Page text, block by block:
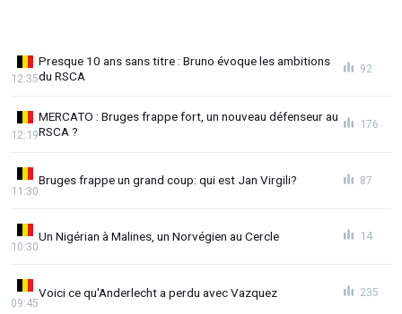
Presque 10 ans sans titre : Bruno évoque les ambitions
du RSCA
12:35
92
MERCATO : Bruges frappe fort, un nouveau défenseur au
RSCA ?
12:19
176
Bruges frappe un grand coup: qui est Jan Virgili?
11:30
87
Un Nigérian à Malines, un Norvégien au Cercle
10:30
14
Voici ce qu'Anderlecht a perdu avec Vazquez
09:45
235